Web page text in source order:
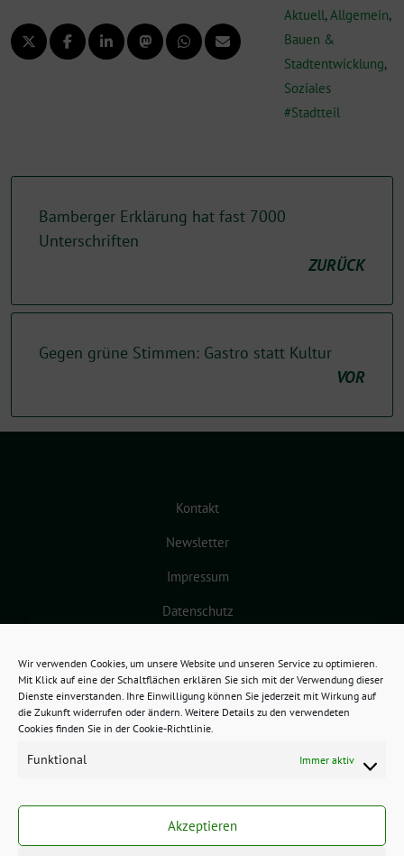
Wir verwenden Cookies, um unsere Website und unseren Service zu optimieren.
Mit Klick auf eine der Schaltflächen erklären Sie sich mit der Verwendung dieser
Dienste einverstanden. Ihre Einwilligung können Sie jederzeit mit Wirkung auf
die Zukunft widerrufen oder ändern. Weitere Details zu den verwendeten
Cookies finden Sie in der Cookie-Richtlinie.
Funktional Immer aktiv
Akzeptieren
Aktuell,Allgemein,
Bauen &
Stadtentwicklung,
Soziales
Stadtteil
Bamberger Erklärung hat fast 7000
Unterschriften
ZURÜCK
Gegen grüne Stimmen: Gastro statt Kultur
VOR
Kontakt
Newsletter
Impressum
Datenschutz
freie grüne Themesunflower‐ ein